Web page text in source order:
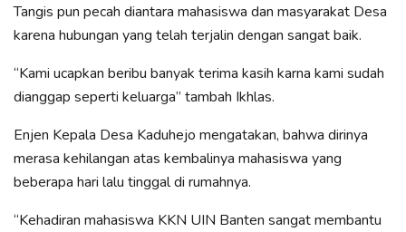
Tangis pun pecah diantara mahasiswa dan masyarakat Desa
karena hubungan yang telah terjalin dengan sangat baik.
“Kami ucapkan beribu banyak terima kasih karna kami sudah
dianggap seperti keluarga” tambah Ikhlas.
Enjen Kepala Desa Kaduhejo mengatakan, bahwa dirinya
merasa kehilangan atas kembalinya mahasiswa yang
beberapa hari lalu tinggal di rumahnya.
“Kehadiran mahasiswa KKN UIN Banten sangat membantu